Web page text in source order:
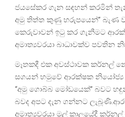
ජයසේකර ගැන සඳහන් කරමින්
අමු තිත්ත කුණු හරුපයෙන්” බැණ
කෙරුවාවන් ඉටු කර ගැනීමට
අමාත්‍යවරයා බාධාවක්ව පවතින
මෑතකදී එක අවස්ථාවක කර්නල්
සගයන් හමුවේ ආරක්ෂක නියෝජ්‍ය
“අමු ගොබ්බ මෝඩයෙක්” බවට
බවද අපට දැන ගන්නට
අමාත්‍යවරයා මුල් කාලයේදී